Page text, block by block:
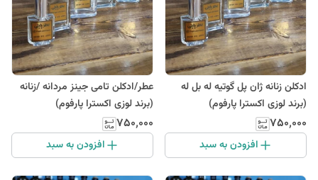
ادکلن زنانه ژان پل گوتیه له بل له
(برند لوزی اکسترا پارفوم)
۷۵۰٬۰۰۰
افزودن به سبد
عطر/ادکلن تامی جینز مردانه /زنانه
(برند لوزی اکسترا پارفوم)
۷۵۰٬۰۰۰
افزودن به سبد